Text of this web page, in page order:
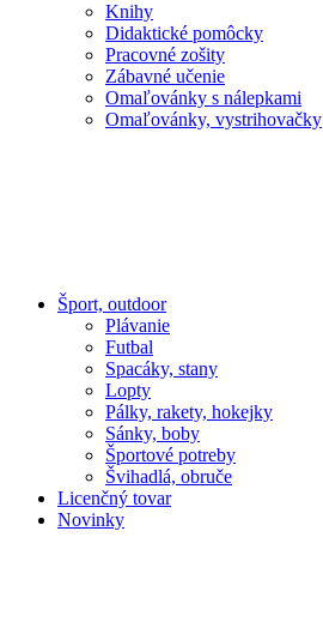
Knihy
Didaktické pomôcky
Pracovné zošity
Zábavné učenie
Omaľovánky s nálepkami
Omaľovánky, vystrihovačky
Šport, outdoor
Plávanie
Futbal
Spacáky, stany
Lopty
Pálky, rakety, hokejky
Sánky, boby
Športové potreby
Švihadlá, obruče
Licenčný tovar
Novinky